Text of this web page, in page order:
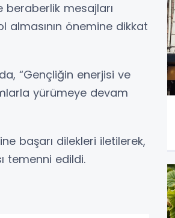
beraberlik mesajları
önemine dikkat
“Gençliğin enerjisi ve
yürümeye devam
başarı dilekleri iletilerek,
temenni edildi.